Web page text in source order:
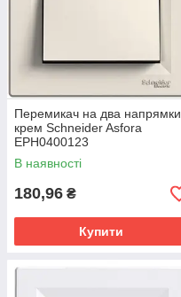
Перемикач на два напрямки
крем Schneider Asfora
EPH0400123
В наявності
180,96 ₴
Купити